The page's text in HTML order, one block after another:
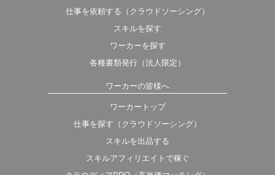
仕事を依頼する（クラウドソーシング）
スキルを探す
ワーカーを探す
各種書類発行（法人限定）
ワーカーの皆様へ
ワーカートップ
仕事を探す（クラウドソーシング）
スキルを出品する
スキルアフィリエイトで稼ぐ